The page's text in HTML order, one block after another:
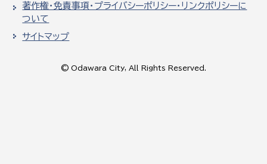
著作権・免責事項・プライバシーポリシー・リンクポリシーに
ついて
サイトマップ
© Odawara City, All Rights Reserved.